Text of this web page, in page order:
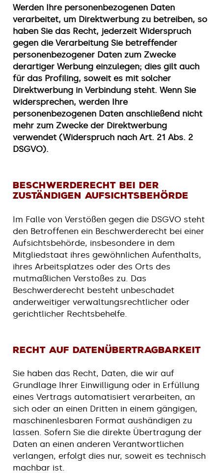
Werden Ihre personenbezogenen Daten
verarbeitet, um Direktwerbung zu betreiben, so
haben Sie das Recht, jederzeit Widerspruch
gegen die Verarbeitung Sie betreffender
personenbezogener Daten zum Zwecke
derartiger Werbung einzulegen; dies gilt auch
für das Profiling, soweit es mit solcher
Direktwerbung in Verbindung steht. Wenn Sie
widersprechen, werden Ihre
personenbezogenen Daten anschließend nicht
mehr zum Zwecke der Direktwerbung
verwendet (Widerspruch nach Art. 21 Abs. 2
DSGVO).
Beschwerderecht bei der
zuständigen Aufsichtsbehörde
Im Falle von Verstößen gegen die DSGVO steht
den Betroffenen ein Beschwerderecht bei einer
Aufsichtsbehörde, insbesondere in dem
Mitgliedstaat ihres gewöhnlichen Aufenthalts,
ihres Arbeitsplatzes oder des Orts des
mutmaßlichen Verstoßes zu. Das
Beschwerderecht besteht unbeschadet
anderweitiger verwaltungsrechtlicher oder
gerichtlicher Rechtsbehelfe.
Recht auf Datenübertragbarkeit
Sie haben das Recht, Daten, die wir auf
Grundlage Ihrer Einwilligung oder in Erfüllung
eines Vertrags automatisiert verarbeiten, an
sich oder an einen Dritten in einem gängigen,
maschinenlesbaren Format aushändigen zu
lassen. Sofern Sie die direkte Übertragung der
Daten an einen anderen Verantwortlichen
verlangen, erfolgt dies nur, soweit es technisch
machbar ist.